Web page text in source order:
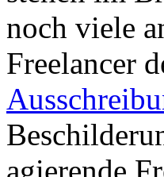
noch viele
Freelancer
agierende